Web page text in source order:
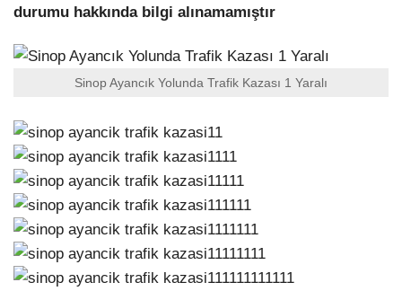
durumu hakkında bilgi alınamamıştır
Sinop Ayancık Yolunda Trafik Kazası 1 Yaralı